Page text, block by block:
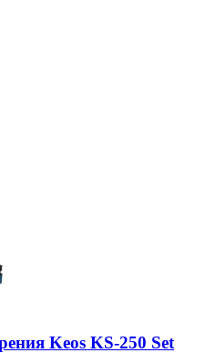
Keos KS-250 Set